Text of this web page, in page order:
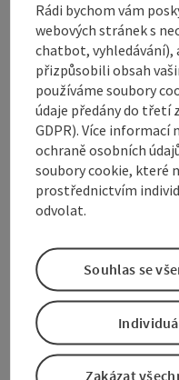
Zažijte 360°
Kontakt
Otevírací doba
Způsobilost
Bezbariérovost
Rádi bychom vám
webových stránek s
chatbot, vyhledávání),
přizpůsobili obsah
používáme soubory
údaje předány do třetí
GDPR). Více informací
ochraně osobních
soubory cookie, které
prostřednictvím
odvolat.
Zakázat
Souhlas se